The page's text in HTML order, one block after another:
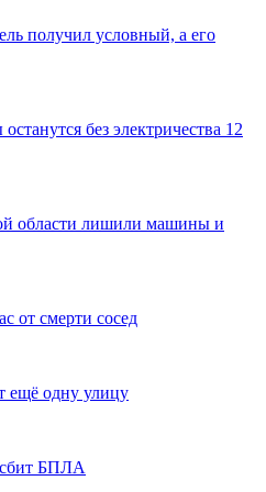
получил условный, а его
без электричества 12
области лишили машины и
от смерти сосед
ещё одну улицу
сбит БПЛА